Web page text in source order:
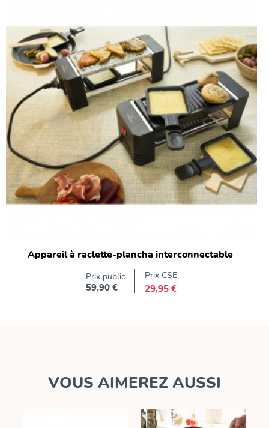
Appareil à raclette-plancha interconnectable
Prix public
Prix
59,90 €
Prix CSE
29,95 €
VOUS AIMEREZ AUSSI